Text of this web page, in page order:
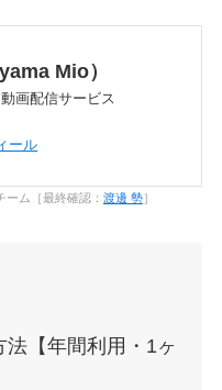
Mio）
画配信サービス
ール
ム［最終確認： 渡邊 勢］
【年間利用・1ヶ